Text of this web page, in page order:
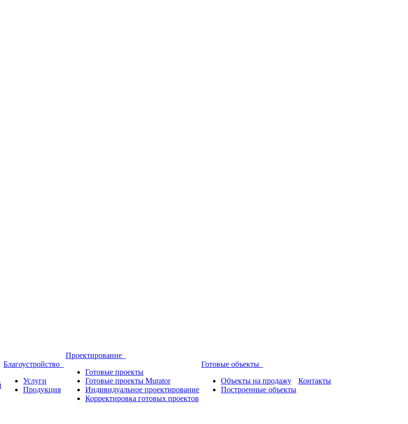
Благоустройство
Услуги
Продукция
Проектирование
Готовые проекты
Готовые проекты Murator
Индивидуальное проектирование
Корректировка готовых проектов
Готовые объекты
Объекты на продажу
Построенные объекты
Контакты